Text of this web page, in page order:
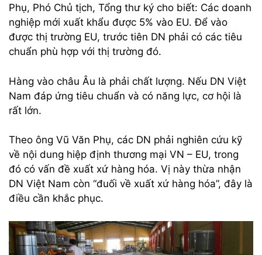
Phụ, Phó Chủ tịch, Tổng thư ký cho biết: Các doanh
nghiệp mới xuất khẩu được 5% vào EU. Để vào
được thị trường EU, trước tiên DN phải có các tiêu
chuẩn phù hợp với thị trường đó.
Hàng vào châu Âu là phải chất lượng. Nếu DN Việt
Nam đáp ứng tiêu chuẩn và có năng lực, cơ hội là
rất lớn.
Theo ông Vũ Văn Phụ, các DN phải nghiên cứu kỹ
về nội dung hiệp định thương mại VN – EU, trong
đó có vấn đề xuất xứ hàng hóa. Vị này thừa nhận
DN Việt Nam còn “đuối về xuất xứ hàng hóa”, đây là
điều cần khắc phục.